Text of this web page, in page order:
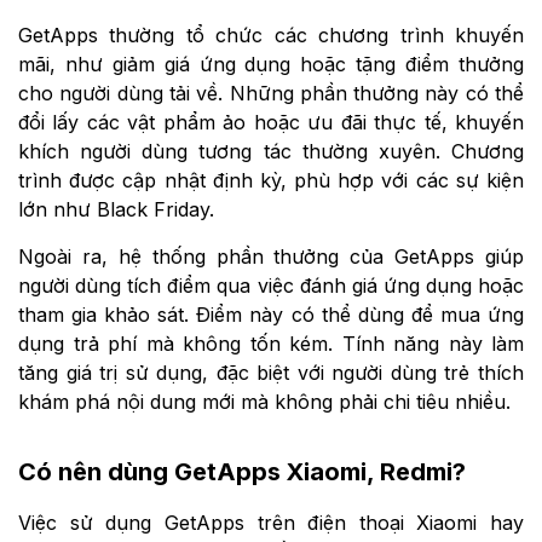
GetApps thường tổ chức các chương trình khuyến
mãi, như giảm giá ứng dụng hoặc tặng điểm thưởng
cho người dùng tải về. Những phần thưởng này có thể
đổi lấy các vật phẩm ảo hoặc ưu đãi thực tế, khuyến
khích người dùng tương tác thường xuyên. Chương
trình được cập nhật định kỳ, phù hợp với các sự kiện
lớn như Black Friday.
Ngoài ra, hệ thống phần thưởng của GetApps giúp
người dùng tích điểm qua việc đánh giá ứng dụng hoặc
tham gia khảo sát. Điểm này có thể dùng để mua ứng
dụng trả phí mà không tốn kém. Tính năng này làm
tăng giá trị sử dụng, đặc biệt với người dùng trẻ thích
khám phá nội dung mới mà không phải chi tiêu nhiều.
Có nên dùng GetApps Xiaomi, Redmi?
Việc sử dụng GetApps trên điện thoại Xiaomi hay